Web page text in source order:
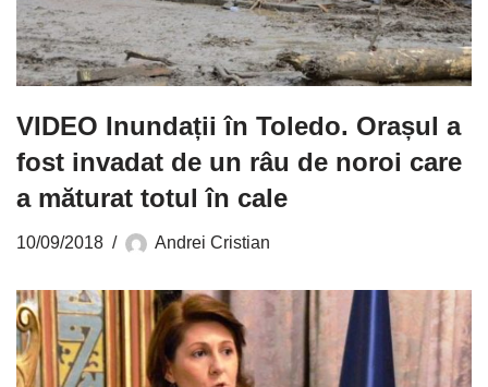
VIDEO Inundații în Toledo. Orașul a
fost invadat de un râu de noroi care
a măturat totul în cale
10/09/2018 Andrei Cristian